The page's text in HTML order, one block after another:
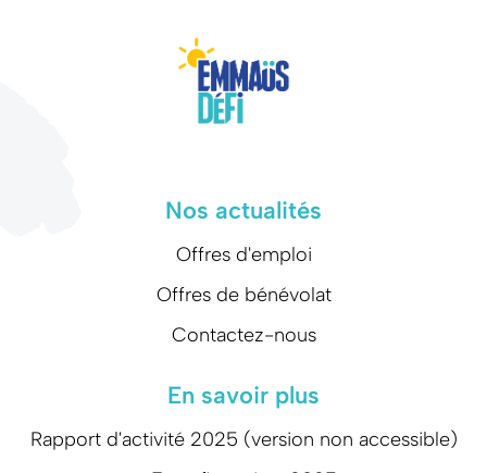
Nos actualités
Offres d'emploi
Offres de bénévolat
Contactez-nous
En savoir plus
Rapport d'activité 2025 (version non accessible)